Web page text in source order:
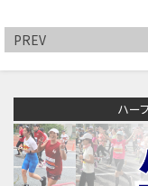
PREV
ハー